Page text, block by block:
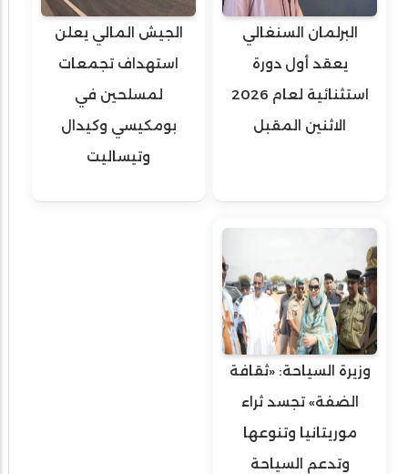
البرلمان السنغالي
يعقد أول دورة
استثنائية لعام 2026
الاثنين المقبل
الجيش المالي يعلن
استهداف تجمعات
لمسلحين في
بومكيسي وكيدال
وتيساليت
وزيرة السياحة: «ثقافة
الضفة» تجسد ثراء
موريتانيا وتنوعها
وتدعم السياحة